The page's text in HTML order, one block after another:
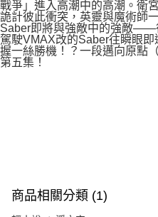
５．嚴禁一人註冊多個帳號或使用
恩沛科技股份有限公司將有權停止
戰爭」進入高潮中的高潮。衛
詭計彼此衝突，英靈與魔術師
Saber即將與強敵中的強敵――
駕駛VMAX改的Saber往瞬眼
握一絲勝機！？一段邁向原
第五集！
商品相關分類 (1)